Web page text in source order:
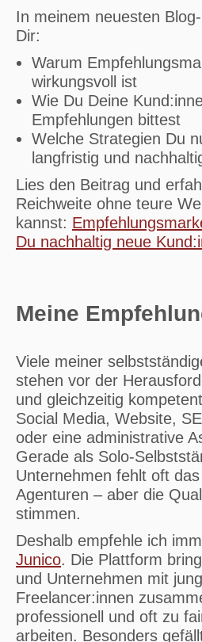
In meinem neuesten
Dir:
Warum
wirkungsvoll ist
Wie Du Deine
Empfehlungen bittest
Welche Strategien Du
langfristig und
Lies den Beitrag und
Reichweite ohne teure
kannst:
Du nachhaltig neue
Meine
Viele meiner
stehen vor der
und gleichzeitig
Social Media, Website,
oder eine administrative
Gerade als Solo-
Unternehmen fehlt oft
Agenturen – aber die
stimmen.
Deshalb empfehle ich
Junico. Die Plattform
und Unternehmen mit
Freelancer:innen
professionell und oft zu
arbeiten. Besonders